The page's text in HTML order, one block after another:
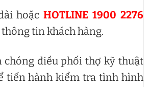
hoặcHOTLINE 1900 2276
tin khách hàng.
chóng điều phối thợ kỹ thuật
tiến hành kiểm tra tình hình